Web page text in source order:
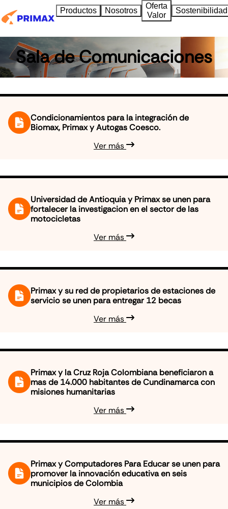
Productos Nosotros
Oferta
Valor
Sostenibilidad
Sala de Comunicaciones
Condicionamientos para la integración de
Biomax, Primax y Autogas Coesco.
Ver más
Universidad de Antioquia y Primax se unen para
fortalecer la investigacion en el sector de las
motocicletas
Ver más
Primax y su red de propietarios de estaciones de
servicio se unen para entregar 12 becas
Ver más
Primax y la Cruz Roja Colombiana beneficiaron a
mas de 14.000 habitantes de Cundinamarca con
misiones humanitarias
Ver más
Primax y Computadores Para Educar se unen para
promover la innovación educativa en seis
municipios de Colombia
Ver más